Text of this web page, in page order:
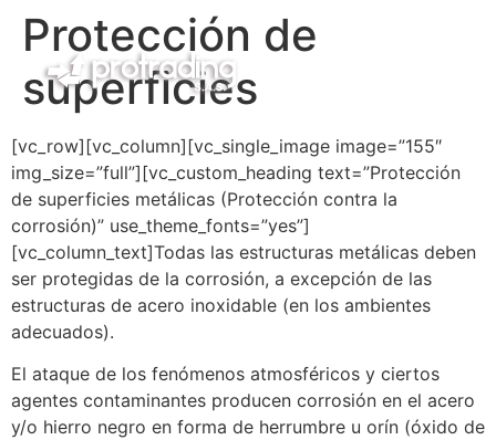
Protección de
superficies
[vc_row][vc_column][vc_single_image image=”155″
img_size=”full”][vc_custom_heading text=”Protección
de superficies metálicas (Protección contra la
corrosión)” use_theme_fonts=”yes”]
[vc_column_text]Todas las estructuras metálicas deben
ser protegidas de la corrosión, a excepción de las
estructuras de acero inoxidable (en los ambientes
adecuados).
El ataque de los fenómenos atmosféricos y ciertos
agentes contaminantes producen corrosión en el acero
y/o hierro negro en forma de herrumbre u orín (óxido de